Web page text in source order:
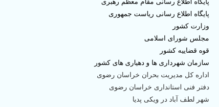
پایگاه اطلاع رسانی ریاست جمهوری
وزارت کشور
مجلس شورای اسلامی
قوه قضاییه کشور
سازمان شهرداری ها و دهیاری های کشور
اداره کل مدیریت بحران خراسان رضوی
دفتر فنی استانداری خراسان رضوی
شهر لطف آباد در ویکی پدیا